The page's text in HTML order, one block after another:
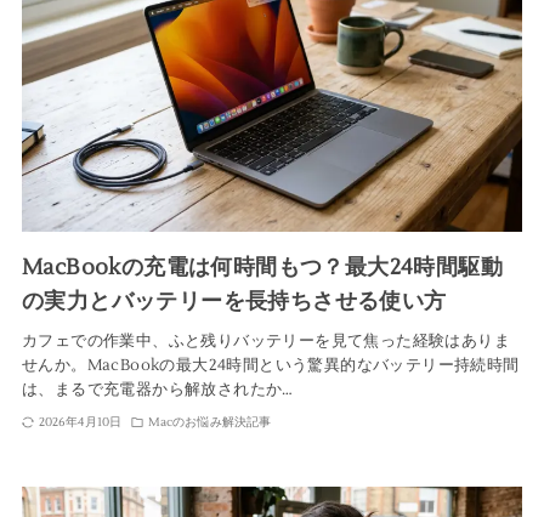
MacBookの充電は何時間もつ？最大24時間駆動
の実力とバッテリーを長持ちさせる使い方
カフェでの作業中、ふと残りバッテリーを見て焦った経験はありま
せんか。MacBookの最大24時間という驚異的なバッテリー持続時間
は、まるで充電器から解放されたか…
2026年4月10日 Macのお悩み解決記事